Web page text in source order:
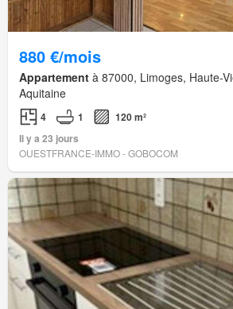
880 €/mois
Appartement à 87000, Limoges, Haute-
Aquitaine
4 1
120 m²
Il y a 23 jours
OUESTFRANCE-IMMO - GOBOCOM